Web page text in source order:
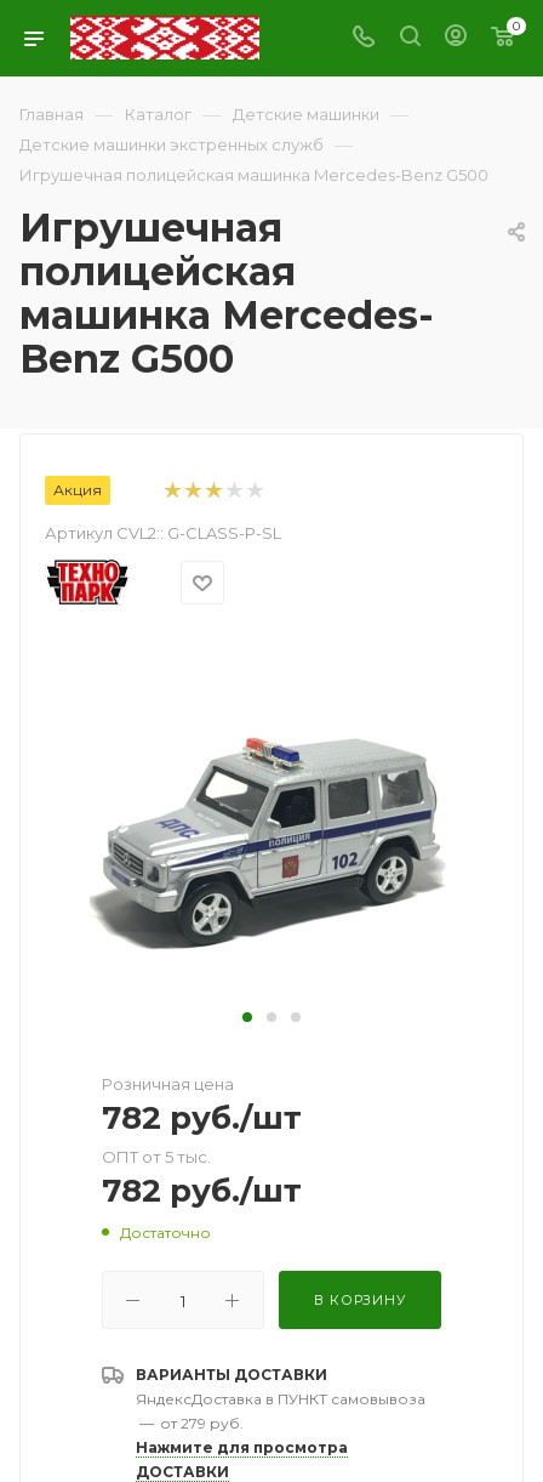
0
Главная — Каталог — Детские машинки —
Детские машинки экстренных служб —
Игрушечная полицейская машинка Mercedes-Benz G500
Игрушечная
полицейская
машинка Mercedes-
Benz G500
Акция
Артикул CVL2:: G-CLASS-P-SL
Розничная цена
782 руб./шт
ОПТ от 5 тыс.
782 руб./шт
Достаточно
В КОРЗИНУ
ВАРИАНТЫ ДОСТАВКИ
ЯндексДоставка в ПУНКТ самовывоза
— от 279 руб.
Нажмите для просмотра
ДОСТАВКИ